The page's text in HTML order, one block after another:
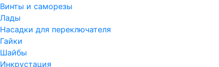
Винты и саморезы
Лады
Насадки для переключателя
Гайки
Шайбы
Инкрустация